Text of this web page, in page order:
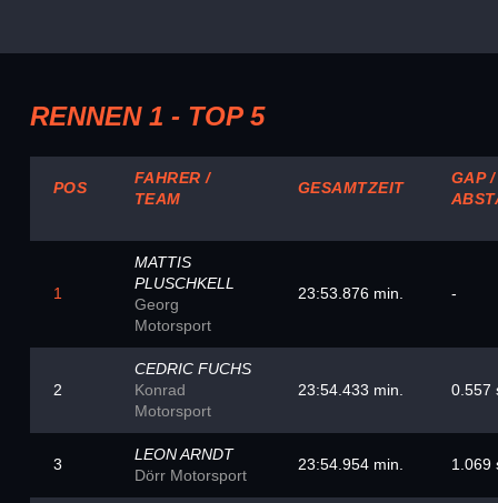
RENNEN 1 - TOP 5
POS
FAHRER /
TEAM
GESAMTZEIT
GAP /
1
MATTIS
PLUSCHKELL
Georg
Motorsport
23:53.876 min. -
2
CEDRIC FUCHS
Konrad
Motorsport
23:54.433 min. 0.557
3
LEON ARNDT
Dörr Motorsport
23:54.954 min. 1.069